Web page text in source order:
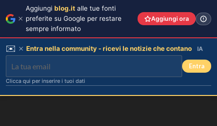
Aggiungi blog.it alle tue fonti
preferite su Google per restare
sempre informato
Aggiungi ora
✉️ Entra nella community - ricevi le notizie che contano IA
Entra
Clicca qui per inserire i tuoi dati